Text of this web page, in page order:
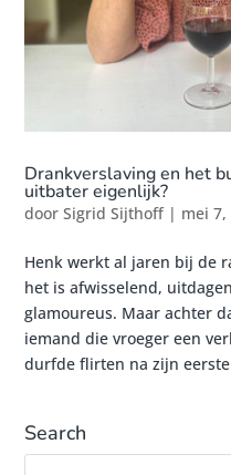
Drankverslaving en het
uitbater eigenlijk?
doorSigrid Sijthoff| mei 7,
Henk werkt al jaren bij de
het is afwisselend,
glamoureus. Maar achter
iemand die vroeger een
durfde flirten na zijn eerste
Search